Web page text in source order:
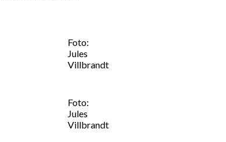
Foto:
Jules
Villbrandt
Foto:
Jules
Villbrandt